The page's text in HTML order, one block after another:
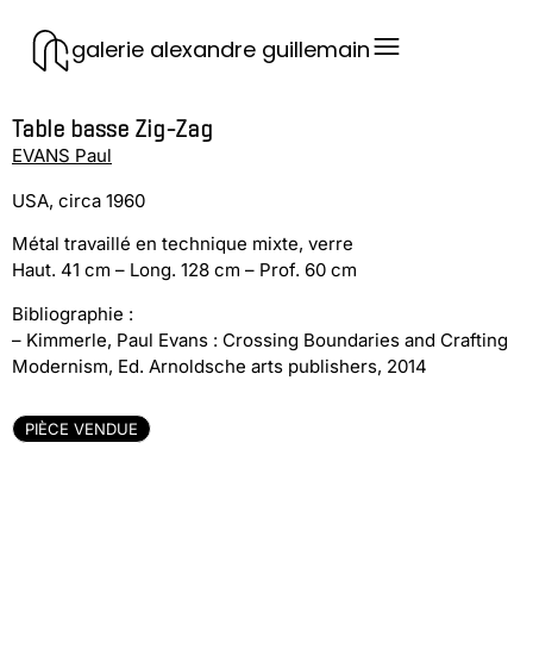
galerie alexandre guillemain
Table basse Zig-Zag
EVANS Paul
USA, circa 1960
Métal travaillé en technique mixte, verre
Haut. 41 cm – Long. 128 cm – Prof. 60 cm
Bibliographie :
– Kimmerle, Paul Evans : Crossing Boundaries and Crafting
Modernism, Ed. Arnoldsche arts publishers, 2014
PIÈCE VENDUE